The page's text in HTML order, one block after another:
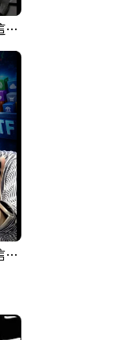
黃金偷偷大漲！這才是決定台股生死的「真風向球」！｜Mr.Jimmy高志銘 #黃金 #美元指數 #聯準會
撐台股的不是投信，是買ETF的你自己｜Mr.Jimmy高志銘 #ETF #投信買超 #台股